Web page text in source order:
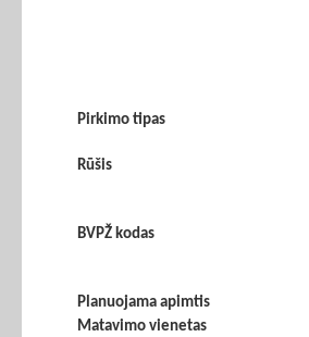
Pirkimo tipas
Rūšis
BVPŽ kodas
Planuojama apimtis
Matavimo vienetas